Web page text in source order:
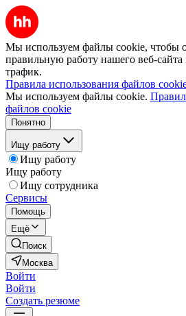
Мы используем файлы cookie, чтобы
правильную работу нашего веб-сайта
трафик.
Правила использования файлов
Мы используем файлы cookie.
файлов cookie
Понятно
Ищу работу
Ищу работу
Ищу работу
Ищу сотрудника
Сервисы
Помощь
Ещё
Поиск
Москва
Войти
Войти
Создать резюме